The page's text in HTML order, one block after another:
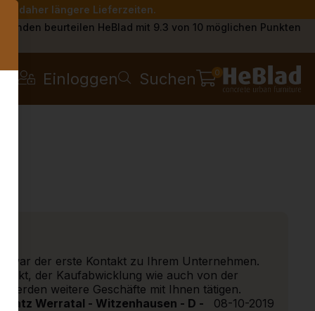
daher längere Lieferzeiten.
Kunden beurteilen HeBlad mit 9.3 von 10 möglichen Punkten
Einloggen Suchen 0
war der erste Kontakt zu Ihrem Unternehmen.
der Kaufabwicklung wie auch von der
weitere Geschäfte mit Ihnen tätigen.
Werratal - Witzenhausen - D -
08-10-2019